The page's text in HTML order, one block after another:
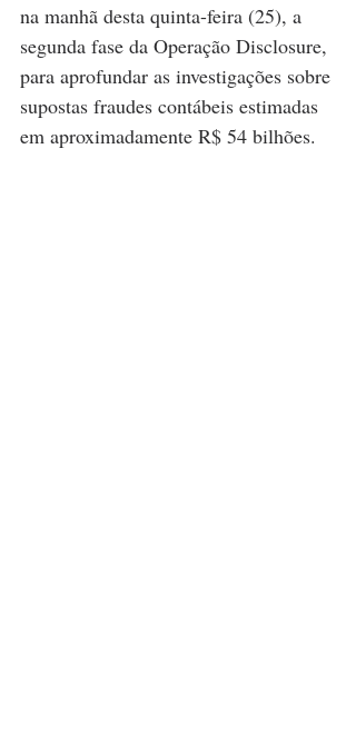
na manhã desta quinta-feira (25), a
segunda fase da Operação Disclosure,
para aprofundar as investigações sobre
supostas fraudes contábeis estimadas
em aproximadamente R$ 54 bilhões.